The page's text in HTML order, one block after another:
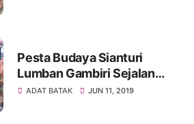
Pesta Budaya Sianturi
Lumban Gambiri Sejalan
dengan Program Presiden
ADAT BATAK JUN 11, 2019